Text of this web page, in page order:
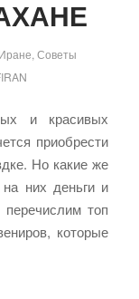
, Советы
и красивых
приобрести
Но какие же
на них деньги и
топ
которые